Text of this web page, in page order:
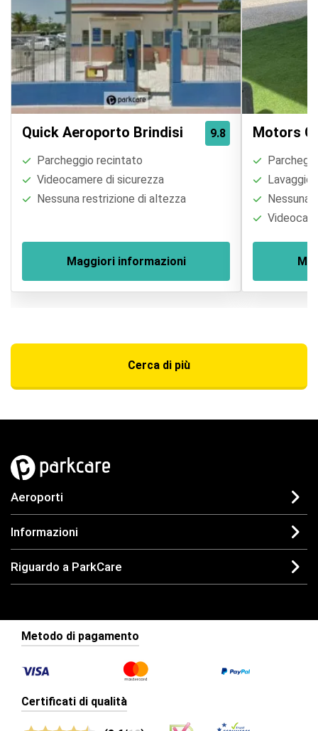
9.8
Quick Aeroporto Brindisi
Parcheggio recintato
Videocamere di sicurezza
Nessuna restrizione di altezza
Maggiori informazioni
Motors
Lavaggio
Nessuna
Cerca di più
Aeroporti
Informazioni
Riguardo a ParkCare
Metodo di pagamento
Certificati di qualità